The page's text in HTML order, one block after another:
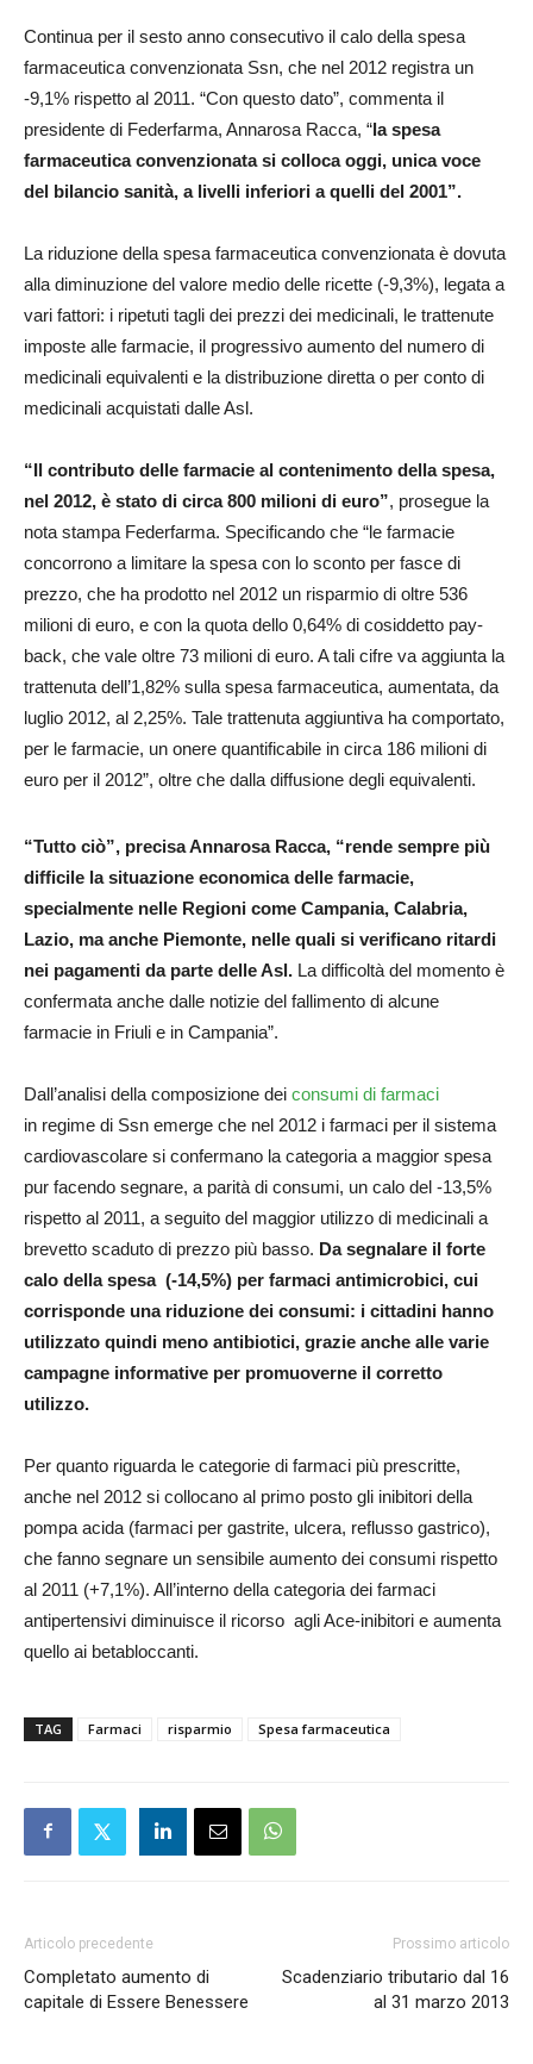
Continua per il sesto anno consecutivo il calo della spesa
farmaceutica convenzionata Ssn, che nel 2012 registra un
-9,1% rispetto al 2011. “Con questo dato”, commenta il
presidente di Federfarma, Annarosa Racca, “la spesa
farmaceutica convenzionata si colloca oggi, unica voce
del bilancio sanità, a livelli inferiori a quelli del 2001”.
La riduzione della spesa farmaceutica convenzionata è dovuta
alla diminuzione del valore medio delle ricette (-9,3%), legata a
vari fattori: i ripetuti tagli dei prezzi dei medicinali, le trattenute
imposte alle farmacie, il progressivo aumento del numero di
medicinali equivalenti e la distribuzione diretta o per conto di
medicinali acquistati dalle Asl.
“Il contributo delle farmacie al contenimento della spesa,
nel 2012, è stato di circa 800 milioni di euro”, prosegue la
nota stampa Federfarma. Specificando che “le farmacie
concorrono a limitare la spesa con lo sconto per fasce di
prezzo, che ha prodotto nel 2012 un risparmio di oltre 536
milioni di euro, e con la quota dello 0,64% di cosiddetto pay-
back, che vale oltre 73 milioni di euro. A tali cifre va aggiunta la
trattenuta dell’1,82% sulla spesa farmaceutica, aumentata, da
luglio 2012, al 2,25%. Tale trattenuta aggiuntiva ha comportato,
per le farmacie, un onere quantificabile in circa 186 milioni di
euro per il 2012”, oltre che dalla diffusione degli equivalenti.
“Tutto ciò”, precisa Annarosa Racca, “rende sempre più
difficile la situazione economica delle farmacie,
specialmente nelle Regioni come Campania, Calabria,
Lazio, ma anche Piemonte, nelle quali si verificano ritardi
nei pagamenti da parte delle Asl. La difficoltà del momento è
confermata anche dalle notizie del fallimento di alcune
farmacie in Friuli e in Campania”.
Dall’analisi della composizione dei consumi di farmaci
in regime di Ssn emerge che nel 2012 i farmaci per il sistema
cardiovascolare si confermano la categoria a maggior spesa
pur facendo segnare, a parità di consumi, un calo del -13,5%
rispetto al 2011, a seguito del maggior utilizzo di medicinali a
brevetto scaduto di prezzo più basso. Da segnalare il forte
calo della spesa (-14,5%) per farmaci antimicrobici, cui
corrisponde una riduzione dei consumi: i cittadini hanno
utilizzato quindi meno antibiotici, grazie anche alle varie
campagne informative per promuoverne il corretto
utilizzo.
Per quanto riguarda le categorie di farmaci più prescritte,
anche nel 2012 si collocano al primo posto gli inibitori della
pompa acida (farmaci per gastrite, ulcera, reflusso gastrico),
che fanno segnare un sensibile aumento dei consumi rispetto
al 2011 (+7,1%). All’interno della categoria dei farmaci
antipertensivi diminuisce il ricorso agli Ace-inibitori e aumenta
quello ai betabloccanti.
TAG Farmaci risparmio Spesa farmaceutica
Articolo precedente
Completato aumento di
capitale di Essere Benessere
Prossimo articolo
Scadenziario tributario dal 16
al 31 marzo 2013